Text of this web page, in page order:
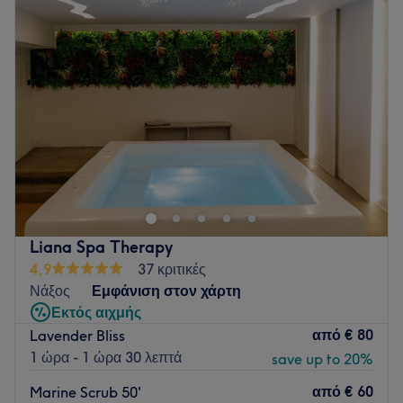
Go to venue
Δευτέρα 13:00
Τρίτη
13:00
Τετάρτη
12:00
Σάββατο
11:00
Κυριακή
Κλειστό
Το Massage Oclock στις Αχαρνές είναι ένας χώρος
ανανέωσης και αναγέννησης που προσφέρει πολυάριθμες
και αποτελεσματικές θεραπείες μασάζ. Είναι μια νέα
πρόταση χαλάρωσης σώματος και πνεύματος με
εξειδικευμένους θεραπευτές στη διάθεσή σου και με γνώσεις
που προσφέρουν τα πιο άμεσα αποτελέσματα σε εσένα και
το σώμα σου. Αυτός ο χώρος χαλάρωσης και ευεξίας σε
εντυπωσιάζει από την πρώτη στιγμή μαζί με τις υψηλού
επιπέδου υπηρεσίες του.
Liana Spa Therapy
4,9
Νάξος
Εμφάνιση στον χάρτη